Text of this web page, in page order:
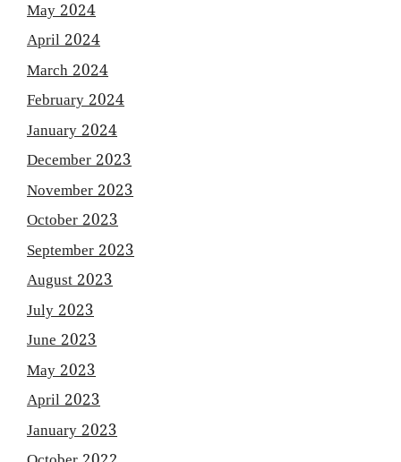
May 2024
April 2024
March 2024
February 2024
January 2024
December 2023
November 2023
October 2023
September 2023
August 2023
July 2023
June 2023
May 2023
April 2023
January 2023